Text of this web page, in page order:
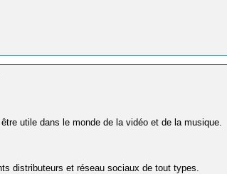
utile dans le monde de la vidéo et de la musique.
distributeurs et réseau sociaux de tout types.